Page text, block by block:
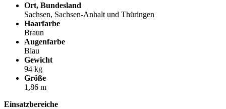
Ort, Bundesland
Sachsen, Sachsen-Anhalt und Thüringen
Haarfarbe
Braun
Augenfarbe
Blau
Gewicht
94 kg
Größe
1,86 m
Einsatzbereiche